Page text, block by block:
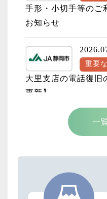
手形・小切手等のご
お知らせ
重要
大里支店の電話復旧
更新】
一